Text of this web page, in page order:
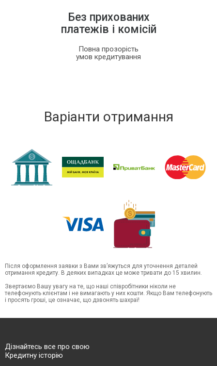
Без прихованих
платежів і комісій
Повна прозорість
умов кредитування
Варіанти отримання
Після оформлення заявки з Вами зв’яжуться для уточнення деталей
отримання кредиту. В деяких випадках це може тривати до 15 хвилин.
Звертаємо Вашу увагу на те, що наші співробітники ніколи не
телефонують клієнтам і не вимагають у них кошти. Якщо Вам телефонують
і просять гроші, це означає, що дзвонять шахраї!
Дізнайтесь все про свою
Кредитну історію